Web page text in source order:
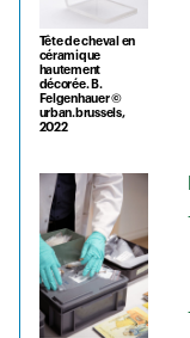
Tête de cheval en
céramique
hautement
décorée. B.
Felgenhauer ©
urban.brussels,
2022